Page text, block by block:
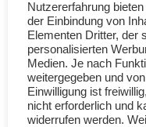
Nutzererfahrung
der Einbindung von
Elementen Dritter, der
personalisierten
Medien. Je nach
weitergegeben und
Einwilligung ist
nicht erforderlich und
widerrufen werden.